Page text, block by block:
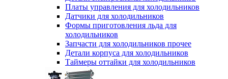
Платы управления для холодильников
Датчики для холодильников
Формы приготовления льда для
холодильников
Запчасти для холодильников прочее
Детали корпуса для холодильников
Таймеры оттайки для холодильников